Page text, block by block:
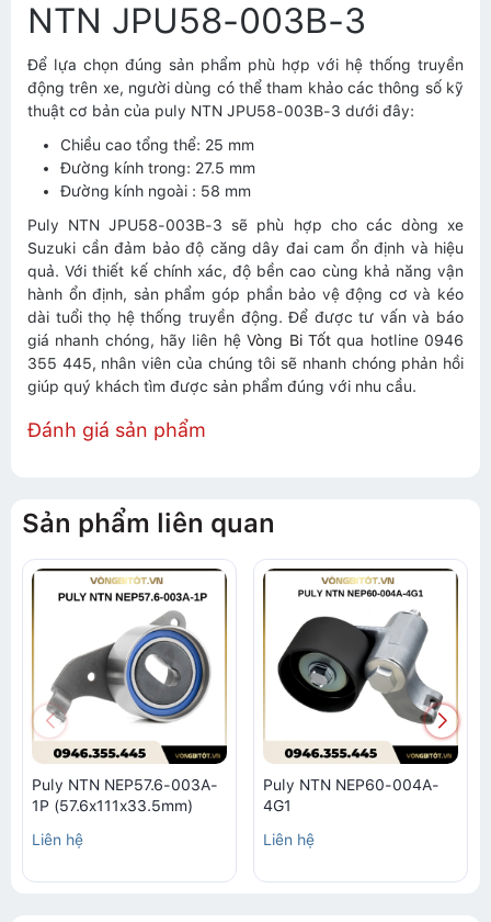
NTN JPU58-003B-3
Để lựa chọn đúng sản phẩm phù hợp với hệ thống truyền
động trên xe, người dùng có thể tham khảo các thông số kỹ
thuật cơ bản của puly NTN JPU58-003B-3 dưới đây:
Chiều cao tổng thể: 25 mm
Đường kính trong: 27.5 mm
Đường kính ngoài : 58 mm
Puly NTN JPU58-003B-3 sẽ phù hợp cho các dòng xe
Suzuki cần đảm bảo độ căng dây đai cam ổn định và hiệu
quả. Với thiết kế chính xác, độ bền cao cùng khả năng vận
hành ổn định, sản phẩm góp phần bảo vệ động cơ và kéo
dài tuổi thọ hệ thống truyền động. Để được tư vấn và báo
giá nhanh chóng, hãy liên hệVòng Bi Tốtqua hotline 0946
355 445, nhân viên của chúng tôi sẽ nhanh chóng phản hồi
giúp quý khách tìm được sản phẩm đúng với nhu cầu.
Đánh giá sản phẩm
Sản phẩm liên quan
Puly NTN NEP57.6-003A-
1P (57.6x111x33.5mm)
Liên hệ
Puly NTN NEP60-004A-
4G1
Liên hệ